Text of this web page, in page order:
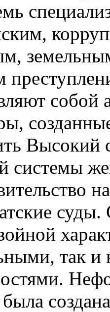
собой
Высокий
системы
так